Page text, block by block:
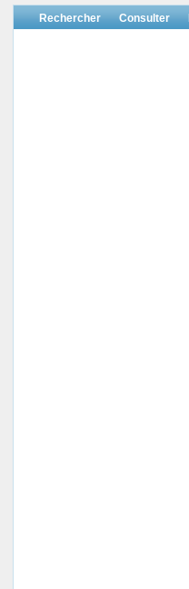
Rechercher Consulter